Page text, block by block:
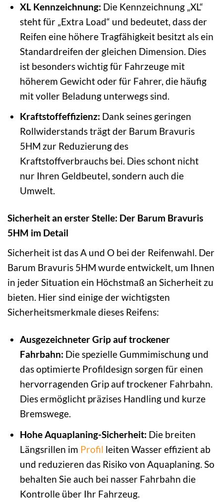
XL Kennzeichnung: Die Kennzeichnung „XL“
steht für „Extra Load“ und bedeutet, dass der
Reifen eine höhere Tragfähigkeit besitzt als ein
Standardreifen der gleichen Dimension. Dies
ist besonders wichtig für Fahrzeuge mit
höherem Gewicht oder für Fahrer, die häufig
mit voller Beladung unterwegs sind.
Kraftstoffeffizienz: Dank seines geringen
Rollwiderstands trägt der Barum Bravuris
5HM zur Reduzierung des
Kraftstoffverbrauchs bei. Dies schont nicht
nur Ihren Geldbeutel, sondern auch die
Umwelt.
Sicherheit an erster Stelle: Der Barum Bravuris
5HM im Detail
Sicherheit ist das A und O bei der Reifenwahl. Der
Barum Bravuris 5HM wurde entwickelt, um Ihnen
in jeder Situation ein Höchstmaß an Sicherheit zu
bieten. Hier sind einige der wichtigsten
Sicherheitsmerkmale dieses Reifens:
Ausgezeichneter Grip auf trockener
Fahrbahn: Die spezielle Gummimischung und
das optimierte Profildesign sorgen für einen
hervorragenden Grip auf trockener Fahrbahn.
Dies ermöglicht präzises Handling und kurze
Bremswege.
Hohe Aquaplaning-Sicherheit: Die breiten
Längsrillen im Profil leiten Wasser effizient ab
und reduzieren das Risiko von Aquaplaning. So
behalten Sie auch bei nasser Fahrbahn die
Kontrolle über Ihr Fahrzeug.